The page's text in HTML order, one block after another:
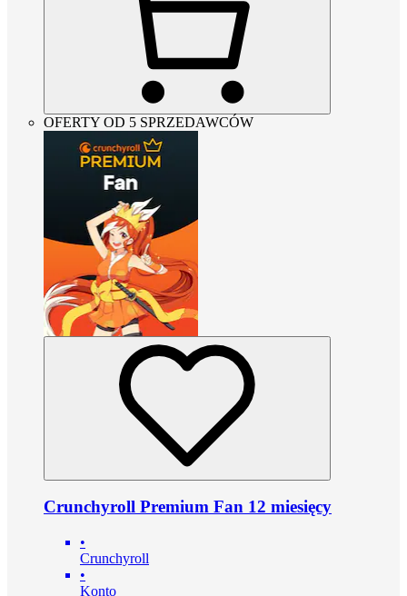
OFERTY OD 5 SPRZEDAWCÓW
Crunchyroll Premium Fan 12 miesięcy
•
Crunchyroll
•
Konto